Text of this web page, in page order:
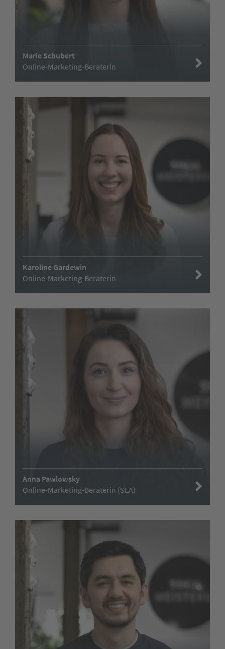
Marie Schubert
Online-Marketing-Beraterin
Karoline Gardewin
Online-Marketing-Beraterin
Anna Pawlowsky
Online-Marketing-Beraterin (SEA)